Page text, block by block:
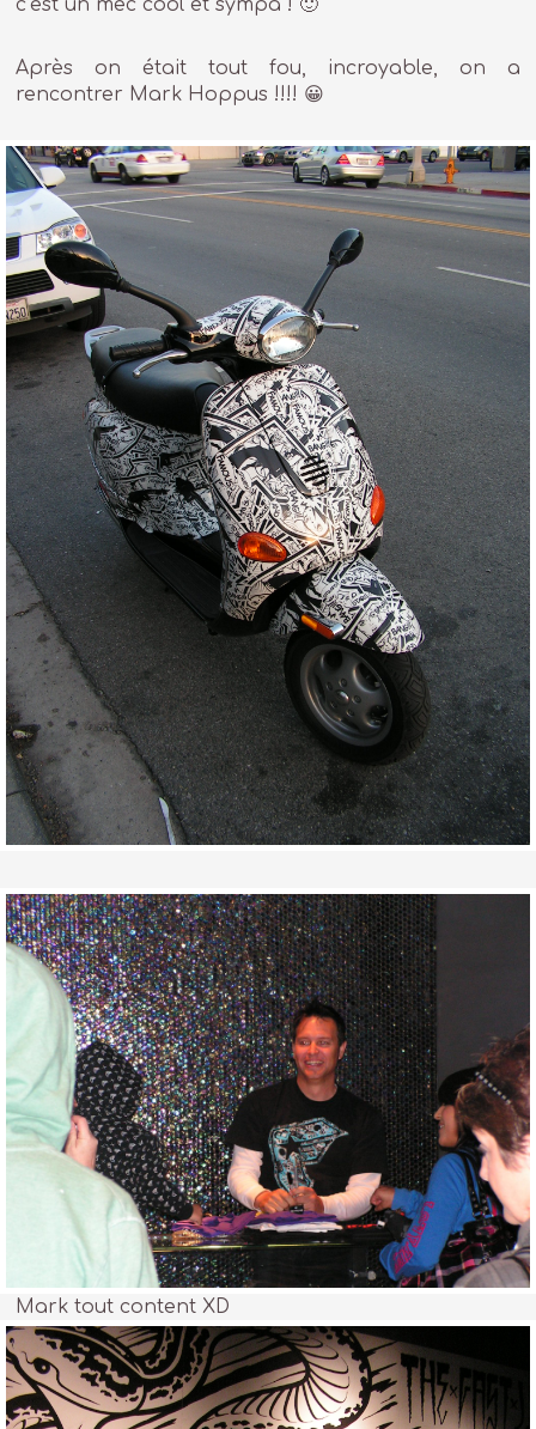
Après on était tout fou, incroyable, on a
rencontrer Mark Hoppus !!!! 😀
Mark tout content XD